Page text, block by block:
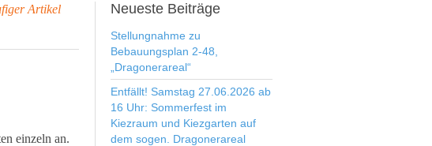
Artikel
einzeln an.
Neueste Beiträge
Stellungnahme zu
Bebauungsplan 2-48,
„Dragonerareal“
Entfällt! Samstag 27.06.2026 ab
16 Uhr: Sommerfest im
Kiezraum und Kiezgarten auf
dem sogen. Dragonerareal